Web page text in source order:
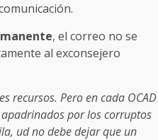
, el correo no se
al exconsejero
recursos. Pero en cada OCAD
por los corruptos
ud no debe dejar que un